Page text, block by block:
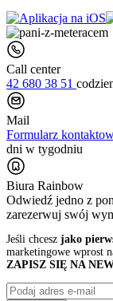
Call center
42 680 38 51
Mail
Formularz
dni w tygodniu
Biura Rainbow
Odwiedź jedno z
zarezerwuj swój
Jeśli chcesz jako
marketingowe wprost
ZAPISZ SIĘ NA